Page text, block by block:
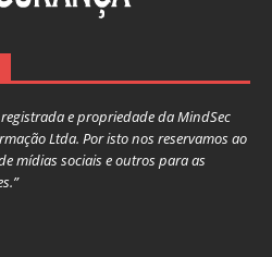
e propriedade da MindSec
Ltda. Por isto nos reservamos ao
mídias sociais e outros para as